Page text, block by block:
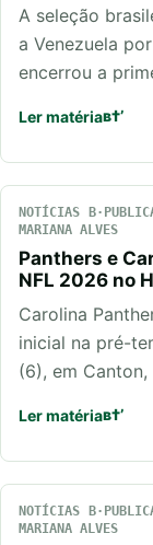
A seleção
a Venezuela
encerrou a
Ler matéria
NOTÍCIAS
MARIANA ALVES
Panthers e
NFL 2026 no
Carolina
inicial na pré-
(6), em
Ler matéria
NOTÍCIAS
MARIANA ALVES